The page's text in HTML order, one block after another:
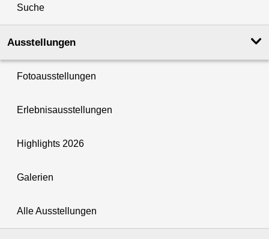
Suche
Ausstellungen
Fotoausstellungen
Erlebnisausstellungen
Highlights 2026
Galerien
Alle Ausstellungen